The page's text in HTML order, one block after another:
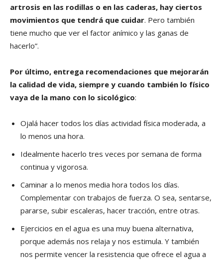
artrosis en las rodillas o en las caderas, hay ciertos
movimientos que tendrá que cuidar. Pero también
tiene mucho que ver el factor anímico y las ganas de
hacerlo”.
Por último, entrega recomendaciones que mejorarán
la calidad de vida, siempre y cuando también lo físico
vaya de la mano con lo sicológico:
Ojalá hacer todos los días actividad física moderada, a
lo menos una hora.
Idealmente hacerlo tres veces por semana de forma
continua y vigorosa.
Caminar a lo menos media hora todos los días.
Complementar con trabajos de fuerza. O sea, sentarse,
pararse, subir escaleras, hacer tracción, entre otras.
Ejercicios en el agua es una muy buena alternativa,
porque además nos relaja y nos estimula. Y también
nos permite vencer la resistencia que ofrece el agua a